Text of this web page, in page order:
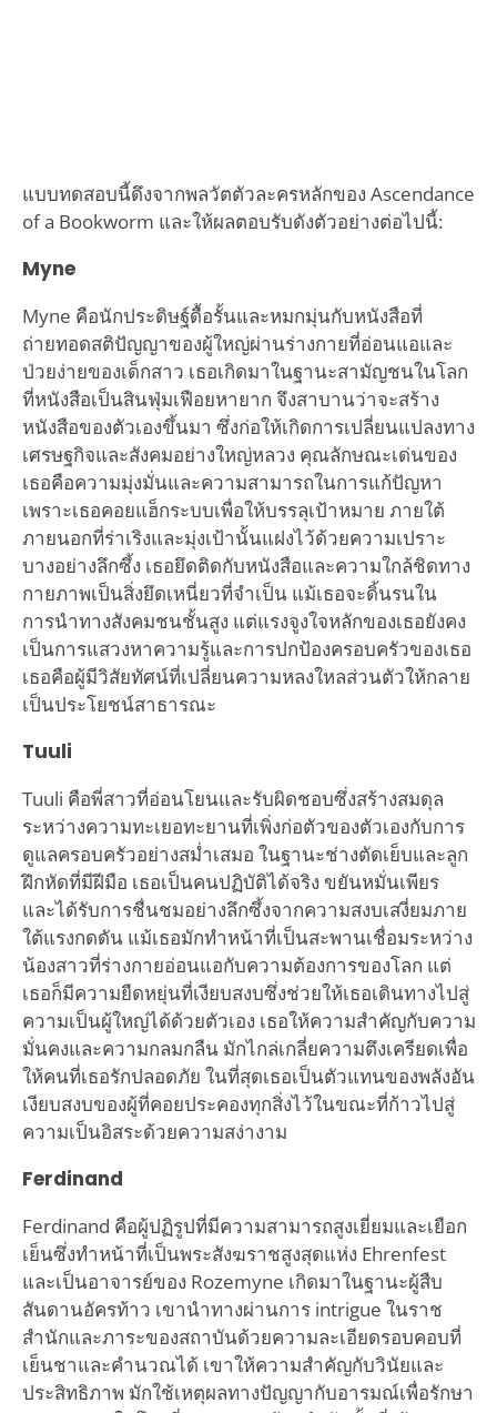
แบบทดสอบนี้ดึงจากพลวัตตัวละครหลักของ Ascendance
of a Bookworm และให้ผลตอบรับดังตัวอย่างต่อไปนี้:
Myne
Myne คือนักประดิษฐ์ดื้อรั้นและหมกมุ่นกับหนังสือที่
ถ่ายทอดสติปัญญาของผู้ใหญ่ผ่านร่างกายที่อ่อนแอและ
ป่วยง่ายของเด็กสาว เธอเกิดมาในฐานะสามัญชนในโลก
ที่หนังสือเป็นสินฟุ่มเฟือยหายาก จึงสาบานว่าจะสร้าง
หนังสือของตัวเองขึ้นมา ซึ่งก่อให้เกิดการเปลี่ยนแปลงทาง
เศรษฐกิจและสังคมอย่างใหญ่หลวง คุณลักษณะเด่นของ
เธอคือความมุ่งมั่นและความสามารถในการแก้ปัญหา
เพราะเธอคอยแฮ็กระบบเพื่อให้บรรลุเป้าหมาย ภายใต้
ภายนอกที่ร่าเริงและมุ่งเป้านั้นแฝงไว้ด้วยความเปราะ
บางอย่างลึกซึ้ง เธอยึดติดกับหนังสือและความใกล้ชิดทาง
กายภาพเป็นสิ่งยึดเหนี่ยวที่จำเป็น แม้เธอจะดิ้นรนใน
การนำทางสังคมชนชั้นสูง แต่แรงจูงใจหลักของเธอยังคง
เป็นการแสวงหาความรู้และการปกป้องครอบครัวของเธอ
เธอคือผู้มีวิสัยทัศน์ที่เปลี่ยนความหลงใหลส่วนตัวให้กลาย
เป็นประโยชน์สาธารณะ
Tuuli
Tuuli คือพี่สาวที่อ่อนโยนและรับผิดชอบซึ่งสร้างสมดุล
ระหว่างความทะเยอทะยานที่เพิ่งก่อตัวของตัวเองกับการ
ดูแลครอบครัวอย่างสม่ำเสมอ ในฐานะช่างตัดเย็บและลูก
ฝึกหัดที่มีฝีมือ เธอเป็นคนปฏิบัติได้จริง ขยันหมั่นเพียร
และได้รับการชื่นชมอย่างลึกซึ้งจากความสงบเสงี่ยมภาย
ใต้แรงกดดัน แม้เธอมักทำหน้าที่เป็นสะพานเชื่อมระหว่าง
น้องสาวที่ร่างกายอ่อนแอกับความต้องการของโลก แต่
เธอก็มีความยืดหยุ่นที่เงียบสงบซึ่งช่วยให้เธอเดินทางไปสู่
ความเป็นผู้ใหญ่ได้ด้วยตัวเอง เธอให้ความสำคัญกับความ
มั่นคงและความกลมกลืน มักไกล่เกลี่ยความตึงเครียดเพื่อ
ให้คนที่เธอรักปลอดภัย ในที่สุดเธอเป็นตัวแทนของพลังอัน
เงียบสงบของผู้ที่คอยประคองทุกสิ่งไว้ในขณะที่ก้าวไปสู่
ความเป็นอิสระด้วยความสง่างาม
Ferdinand
Ferdinand คือผู้ปฏิรูปที่มีความสามารถสูงเยี่ยมและเยือก
เย็นซึ่งทำหน้าที่เป็นพระสังฆราชสูงสุดแห่ง Ehrenfest
และเป็นอาจารย์ของ Rozemyne เกิดมาในฐานะผู้สืบ
สันดานอัครท้าว เขานำทางผ่านการ intrigue ในราช
สำนักและภาระของสถาบันด้วยความละเอียดรอบคอบที่
เย็นชาและคำนวณได้ เขาให้ความสำคัญกับวินัยและ
ประสิทธิภาพ มักใช้เหตุผลทางปัญญากับอารมณ์เพื่อรักษา